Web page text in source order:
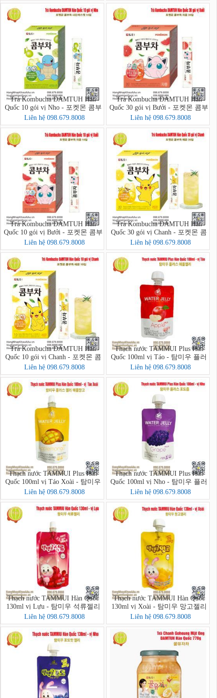
Trà Kombucha DAMTUH Hàn
Quốc 10 gói vị Nho - 포켓몬 콤부
차 샤인머스캣 10입
Liên hệ 098.679.8008
Trà Kombucha DAMTUH Hàn
Quốc 30 gói vị Bưởi - 포켓몬 콤부
차 자몽 30입
Liên hệ 098.679.8008
Trà Kombucha DAMTUH Hàn
Quốc 10 gói vị Bưởi - 포켓몬 콤부
차 자몽 10입
Liên hệ 098.679.8008
Trà Kombucha DAMTUH Hàn
Quốc 30 gói vị Chanh - 포켓몬 콤
부차 레몬 30입
Liên hệ 098.679.8008
Trà Kombucha DAMTUH Hàn
Quốc 10 gói vị Chanh - 포켓몬 콤
부차 레몬 10입
Liên hệ 098.679.8008
Thạch nước TAMMUI Plus Hàn
Quốc 100ml vị Táo - 탐미우 플러
스 애플젤리
Liên hệ 098.679.8008
Thạch nước TAMMUI Plus Hàn
Quốc 100ml vị Táo Xoài - 탐미우
플러스 젤리 애플망고
Liên hệ 098.679.8008
Thạch nước TAMMUI Plus Hàn
Quốc 100ml vị Nho - 탐미우 플러
스 포도즙
Liên hệ 098.679.8008
Thạch nước TAMMUI Hàn Quốc
130ml vị Lựu - 탐미우 석류젤리
Liên hệ 098.679.8008
Thạch nước TAMMUI Hàn Quốc
130ml vị Xoài - 탐미우 망고젤리
Liên hệ 098.679.8008